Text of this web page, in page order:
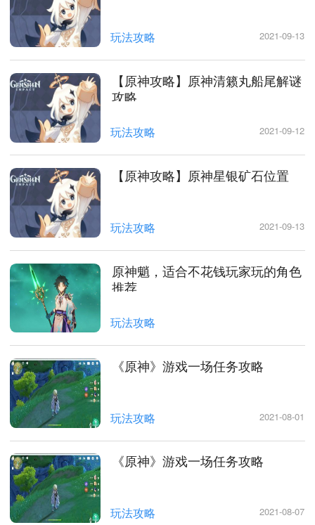
玩法攻略 2021-09-13
【原神攻略】原神清籁丸船尾解谜
攻略
玩法攻略 2021-09-12
【原神攻略】原神星银矿石位置
玩法攻略 2021-09-13
原神魈，适合不花钱玩家玩的角色
推荐
玩法攻略
《原神》游戏一场任务攻略
玩法攻略 2021-08-01
《原神》游戏一场任务攻略
玩法攻略 2021-08-07